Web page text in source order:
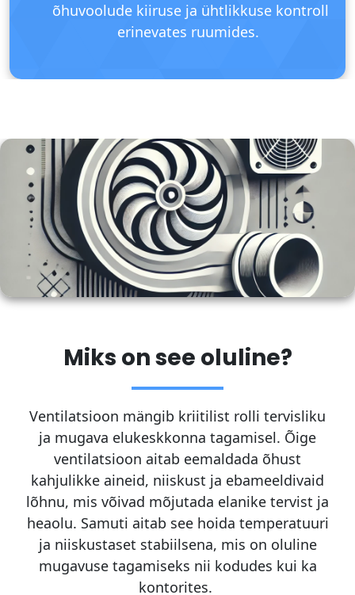
õhuvoolude kiiruse ja ühtlikkuse kontroll
erinevates ruumides.
Miks on see oluline?
Ventilatsioon mängib kriitilist rolli tervisliku
ja mugava elukeskkonna tagamisel. Õige
ventilatsioon aitab eemaldada õhust
kahjulikke aineid, niiskust ja ebameeldivaid
lõhnu, mis võivad mõjutada elanike tervist ja
heaolu. Samuti aitab see hoida temperatuuri
ja niiskustaset stabiilsena, mis on oluline
mugavuse tagamiseks nii kodudes kui ka
kontorites.